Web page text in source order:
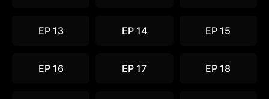
EP 13 EP 14 EP 15
EP 16 EP 17 EP 18